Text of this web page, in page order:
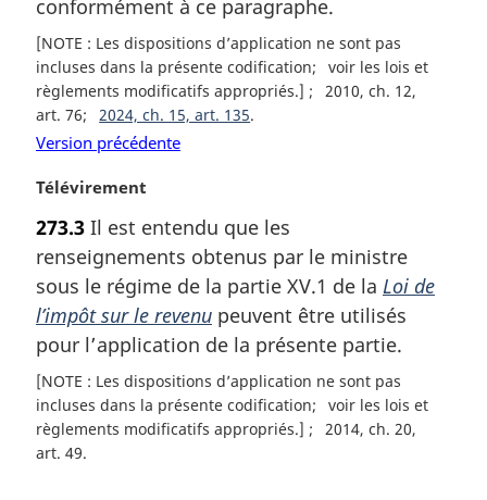
conformément à ce paragraphe.
[NOTE : Les dispositions d’application ne sont pas
incluses dans la présente codification
voir les lois et
règlements modificatifs appropriés.]
2010, ch. 12,
art. 76
2024, ch. 15, art. 135
Version précédente
N
t
e
m
a
r
g
i
n
a
l
Télévirement
273.3 Il est entendu que les
renseignements obtenus par le ministre
sous le régime de la partie XV.1 de la Loi de
l’impôt sur le revenu peuvent être utilisés
pour l’application de la présente partie.
[NOTE : Les dispositions d’application ne sont pas
incluses dans la présente codification
voir les lois et
règlements modificatifs appropriés.]
2014, ch. 20,
art. 49